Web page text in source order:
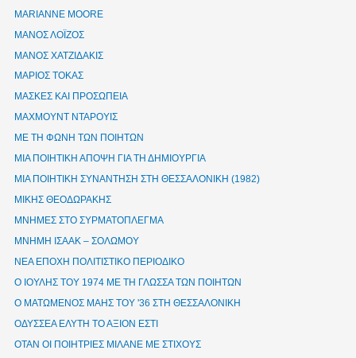
ΜΑRIANNE MOORE
ΜΑΝΟΣ ΛΟΪΖΟΣ
ΜΑΝΟΣ ΧΑΤΖΙΔΑΚΙΣ
ΜΑΡΙΟΣ ΤΟΚΑΣ
ΜΑΣΚΕΣ ΚΑΙ ΠΡΟΣΩΠΕΙΑ
ΜΑΧΜΟΥΝΤ ΝΤΑΡΟΥΙΣ
ΜΕ ΤΗ ΦΩΝΗ ΤΩΝ ΠΟΙΗΤΩΝ
ΜΙΑ ΠΟΙΗΤΙΚΗ ΑΠΟΨΗ ΓΙΑ ΤΗ ΔΗΜΙΟΥΡΓΙΑ
ΜΙΑ ΠΟΙΗΤΙΚΗ ΣΥΝΑΝΤΗΣΗ ΣΤΗ ΘΕΣΣΑΛΟΝΙΚΗ (1982)
ΜΙΚΗΣ ΘΕΟΔΩΡΑΚΗΣ
ΜΝΗΜΕΣ ΣΤΟ ΣΥΡΜΑΤΟΠΛΕΓΜΑ
ΜΝΗΜΗ ΙΣΑΑΚ – ΣΟΛΩΜΟΥ
ΝΕΑ ΕΠΟΧΗ ΠΟΛΙΤΙΣΤΙΚΟ ΠΕΡΙΟΔΙΚΟ
Ο ΙΟΥΛΗΣ ΤΟΥ 1974 ΜΕ ΤΗ ΓΛΩΣΣΑ ΤΩΝ ΠΟΙΗΤΩΝ
Ο ΜΑΤΩΜΕΝΟΣ ΜΑΗΣ ΤΟΥ '36 ΣΤΗ ΘΕΣΣΑΛΟΝΙΚΗ
ΟΔΥΣΣΕΑ ΕΛΥΤΗ ΤΟ ΑΞΙΟΝ ΕΣΤΙ
ΟΤΑΝ ΟΙ ΠΟΙΗΤΡΙΕΣ ΜΙΛΑΝΕ ΜΕ ΣΤΙΧΟΥΣ